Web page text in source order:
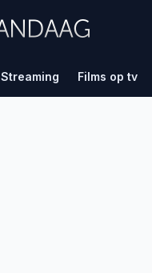
Streaming Films op tv